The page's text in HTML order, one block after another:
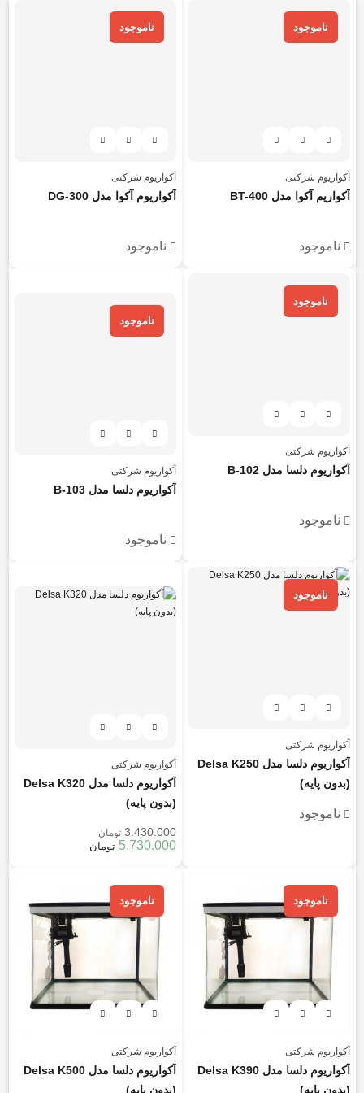
ناموجود
آکواریوم شرکتی
آکواریم آکوا مدل BT-400
ناموجود
ناموجود
آکواریوم شرکتی
آکواریوم آکوا مدل DG-300
ناموجود
ناموجود
آکواریوم شرکتی
آکواریوم دلسا مدل B-102
ناموجود
ناموجود
آکواریوم شرکتی
آکواریوم دلسا مدل B-103
ناموجود
ناموجود
آکواریوم شرکتی
آکواریوم دلسا مدل Delsa K250
(بدون پایه)
ناموجود
آکواریوم شرکتی
آکواریوم دلسا مدل Delsa K320
(بدون پایه)
تومان 5.730.000
تومان 3.430.000
ناموجود
آکواریوم شرکتی
آکواریوم دلسا مدل Delsa K390
(بدون پایه)
ناموجود
آکواریوم شرکتی
آکواریوم دلسا مدل Delsa K500
(بدون پایه)